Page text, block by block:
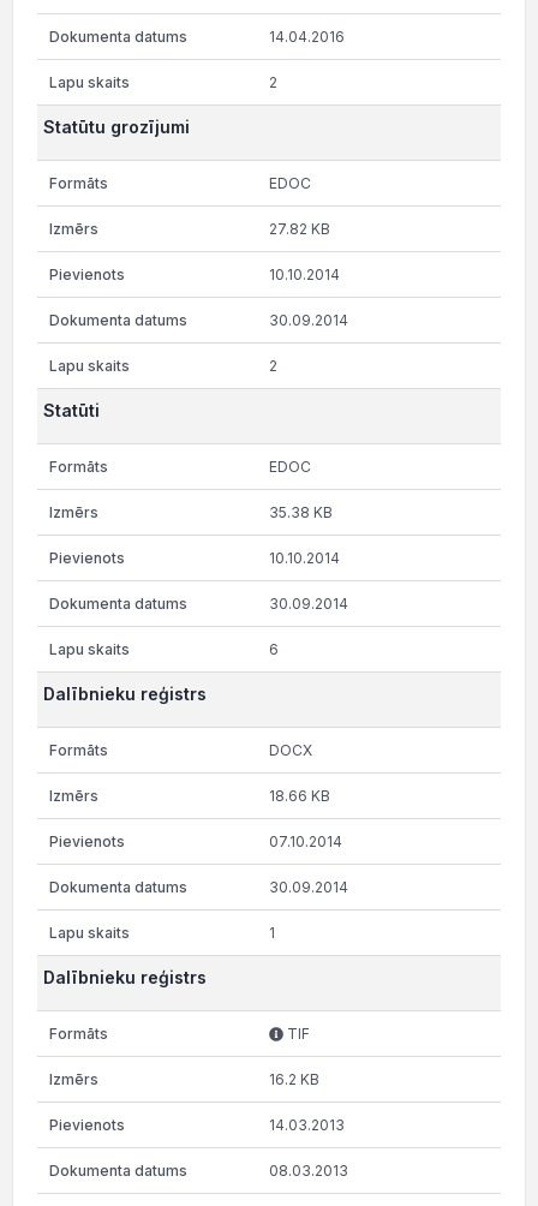
14.04.2016
2
Statūtu grozījumi
EDOC
27.82 KB
10.10.2014
30.09.2014
2
Statūti
EDOC
35.38 KB
10.10.2014
30.09.2014
6
Dalībnieku reģistrs
DOCX
18.66 KB
07.10.2014
30.09.2014
1
Dalībnieku reģistrs
TIF
16.2 KB
14.03.2013
08.03.2013